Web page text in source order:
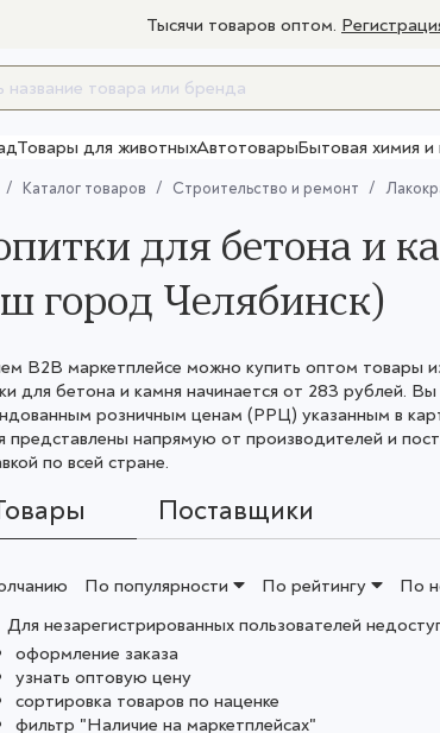
Тысячи товаров оптом.
Товары для животныхАвтотоварыБытовая химия и
Каталог товаров Строительство и ремонт
для бетона и
город Челябинск)
B2B маркетплейсе можно купить оптом товары
для бетона и камня начинается от 283 рублей.
розничным ценам (РРЦ) указанным в
представлены напрямую от производителей и
по всей стране.
Поставщики
По популярности По рейтингу По
Для незарегистрированных пользователей
оформление заказа
узнать оптовую цену
сортировка товаров по наценке
фильтр "Наличие на маркетплейсах"